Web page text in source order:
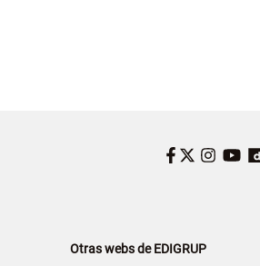
Facebook
Twitter
Otras webs de EDIGRUP